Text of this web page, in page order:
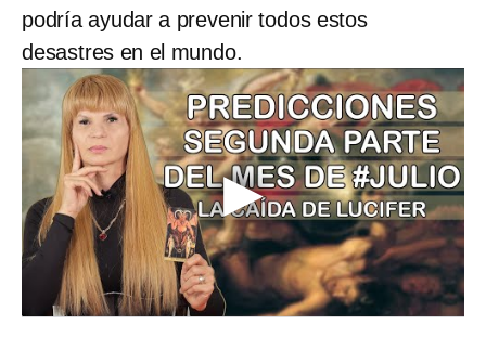
podría ayudar a prevenir todos estos
desastres en el mundo.